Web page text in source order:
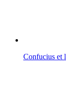
Confucius et